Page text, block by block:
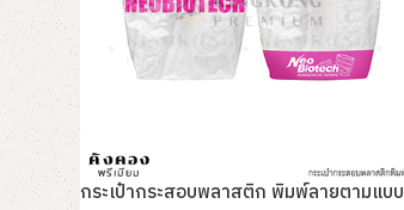
กระเป๋ากระสอบพลาสติก พิมพ์ลายตามแบบ